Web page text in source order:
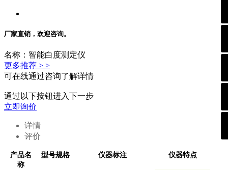
厂家直销，欢迎咨询。
名称：智能白度测定仪
更多推荐 > >
可在线通过咨询了解详情
通过以下按钮进入下一步
立即询价
详情
评价
产品名
称
型号规格 仪器标注 仪器特点